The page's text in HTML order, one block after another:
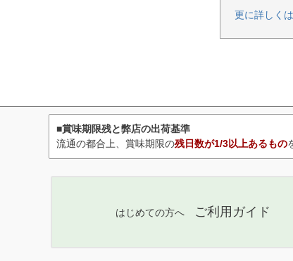
更に詳しく
■賞味期限残と弊店の出荷基準
流通の都合上、賞味期限の残日数が1/3以上あるもの
はじめての方へ ご利用ガイド